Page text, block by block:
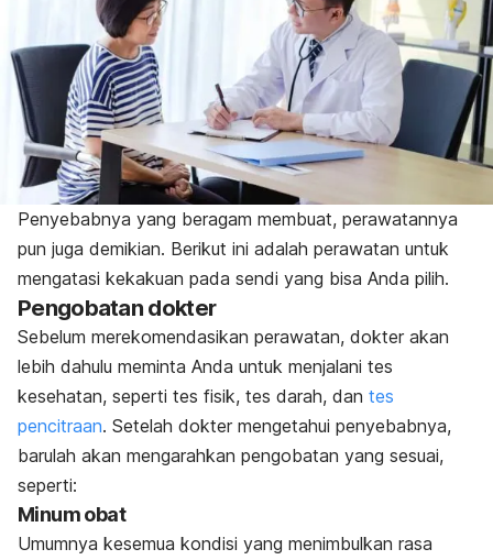
Penyebabnya yang beragam membuat, perawatannya
pun juga demikian. Berikut ini adalah perawatan untuk
mengatasi kekakuan pada sendi yang bisa Anda pilih.
Pengobatan dokter
Sebelum merekomendasikan perawatan, dokter akan
lebih dahulu meminta Anda untuk menjalani tes
kesehatan, seperti tes fisik, tes darah, dan tes
pencitraan. Setelah dokter mengetahui penyebabnya,
barulah akan mengarahkan pengobatan yang sesuai,
seperti:
Minum obat
Umumnya kesemua kondisi yang menimbulkan rasa